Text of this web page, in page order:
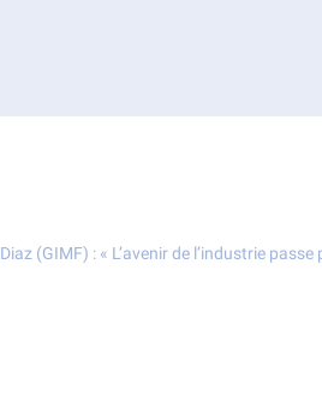
(GIMF) : « L’avenir de l’industrie passe